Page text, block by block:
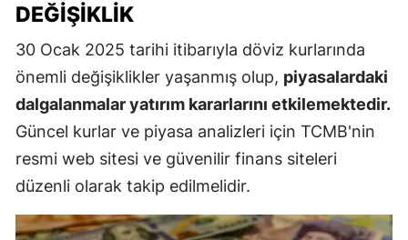
DEĞIŞIKLIK
30 Ocak 2025 tarihi itibarıyla döviz kurlarında
önemli değişiklikler yaşanmış olup, piyasalardaki
dalgalanmalar yatırım kararlarını etkilemektedir.
Güncel kurlar ve piyasa analizleri için TCMB'nin
resmi web sitesi ve güvenilir finans siteleri
düzenli olarak takip edilmelidir.